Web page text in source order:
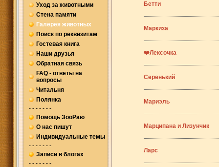
Уход за животными
Стена памяти
Галерея животных
Поиск по реквизитам
Гостевая книга
Наши друзья
Обратная связь
FAQ - ответы на
вопросы
Читальня
Полянка
- - - - - - -
Помощь ЗооРаю
О нас пишут
Индивидуальные темы
- - - - - - -
Записи в блогах
- - - - - - -
Бетти
Маркиза
❤️Лексочка
Серенький
Мариэль
Марципана и Лизунчик
Ларс